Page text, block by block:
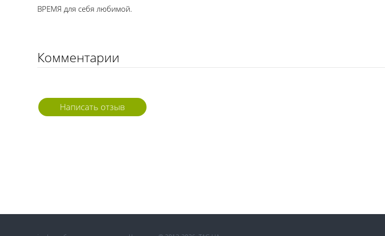
ВРЕМЯ для себя любимой.
Комментарии
Написать отзыв